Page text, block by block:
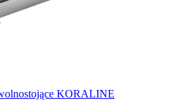
KORALINE